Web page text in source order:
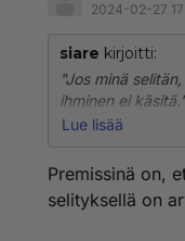
2024-02-27
siare kirjoitti:
"Jos minä
ihminen ei
opettaja, sillä
omin sanoit
hakea
Lue lisää
Premissinä on,
selityksellä on